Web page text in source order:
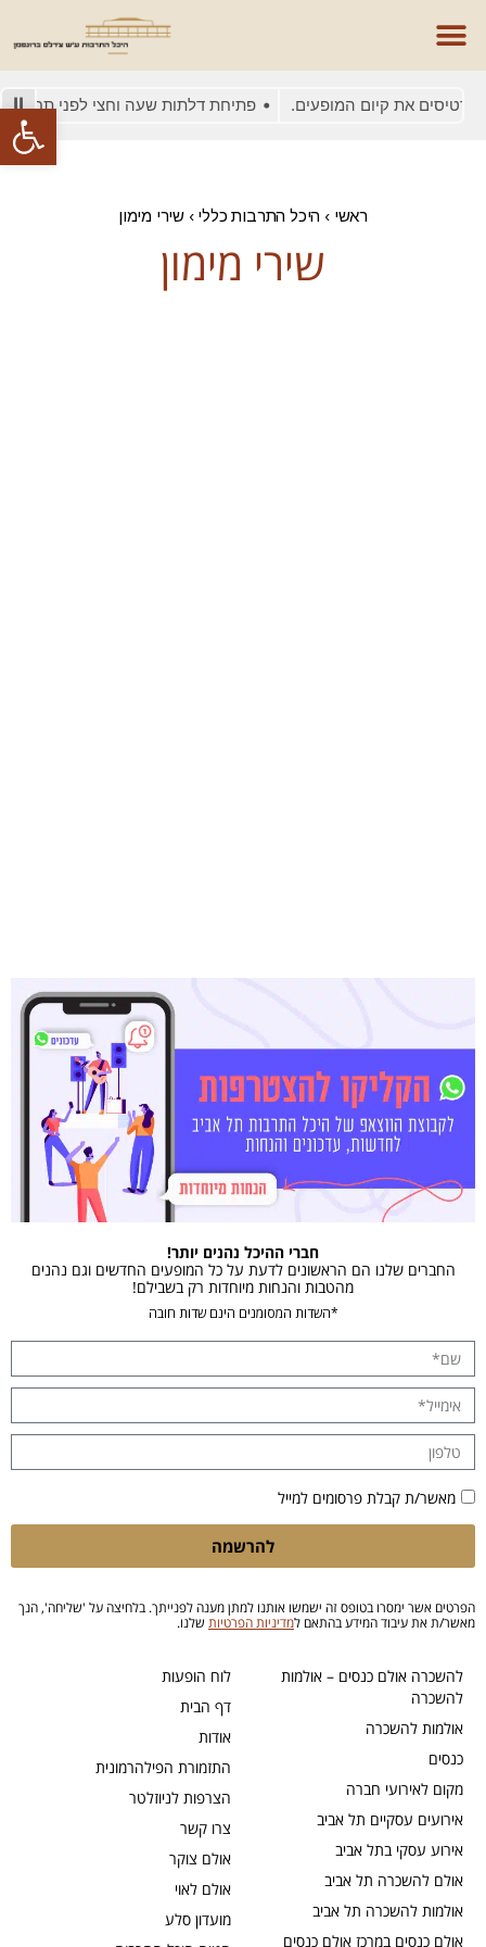
פתח את קיום המופעים. פתיחת דלתות שעה וחצי לפני תחילת
ראשי › היכל התרבות כללי › שירי מימון
שירי מימון
לוח הופעות
דף הבית
אודות
התזמורת הפילהרמונית
הצרפות לניוזלטר
צרו קשר
אולם צוקר
אולם לאוי
מועדון סלע
להשכרה אולם כנסים – אולמות
להשכרה
אולמות להשכרה
כנסים
מקום לאירועי חברה
אירועים עסקיים תל אביב
אירוע עסקי בתל אביב
אולם להשכרה תל אביב
אולמות להשכרה תל אביב
אולם כנסים במרכז אולם כנסים
חברי ההיכל נהנים יותר!
החברים שלנו הם הראשונים לדעת על כל המופעים החדשים וגם נהנים
מהטבות והנחות מיוחדות רק בשבילם!
*השדות המסומנים הינם שדות חובה
מאשר/ת קבלת פרסומים למייל
להרשמה
הפרטים אשר ימסרו בטופס זה ישמשו אותנו למתן מענה לפנייתך. בלחיצה על 'שליחה', הנך
מאשר/ת את עיבוד המידע בהתאם למדיניות הפרטיות שלנו.